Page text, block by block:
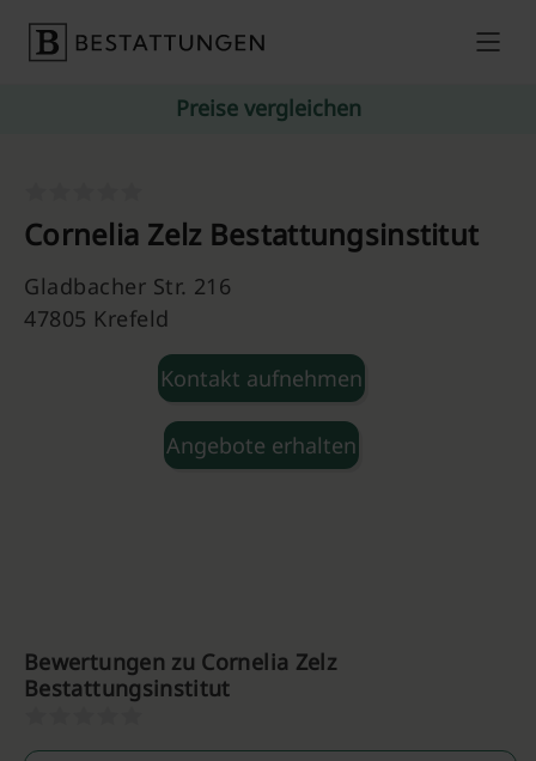
Preise vergleichen
Cornelia Zelz Bestattungsinstitut
Gladbacher Str. 216
47805 Krefeld
Kontakt aufnehmen
Angebote erhalten
Bewertungen zu Cornelia Zelz
Bestattungsinstitut